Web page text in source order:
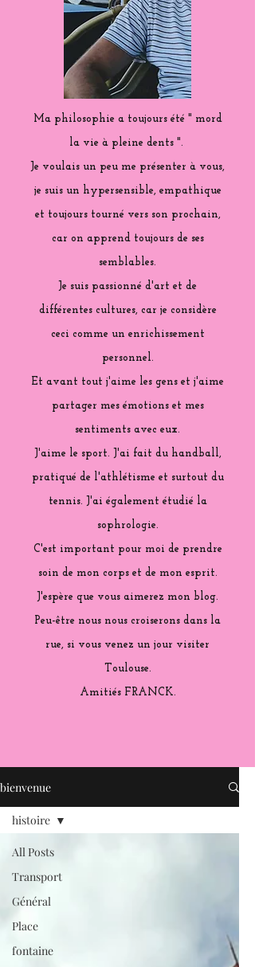
Ma philosophie a toujours été " mord
la vie à pleine dents ".
Je voulais un peu me présenter à vous,
je suis un hypersensible, empathique
et toujours tourné vers son prochain,
car on apprend toujours de ses
semblables.
Je suis passionné d'art et de
différentes cultures, car je considère
ceci comme un enrichissement
personnel.
Et avant tout j'aime les gens et j'aime
partager mes émotions et mes
sentiments avec eux.
J'aime le sport. J'ai fait du handball,
pratiqué de l'athlétisme et surtout du
tennis. J'ai également étudié la
sophrologie.
C'est important pour moi de prendre
soin de mon corps et de mon esprit.
J'espère que vous aimerez mon blog.
Peu-être nous nous croiserons dans la
rue, si vous venez un jour visiter
Toulouse.
Amitiés FRANCK.
bienvenue
All Posts
Transport
Général
Place
fontaine
histoire